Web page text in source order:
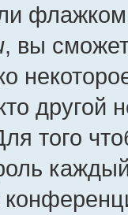
, вы
другой
того